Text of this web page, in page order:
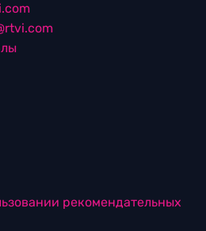
рекомендательных